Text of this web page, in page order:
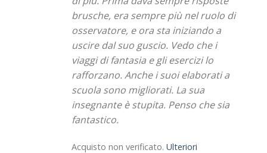
brusche, era sempre più nel ruolo di
osservatore, e ora sta iniziando a
uscire dal suo guscio. Vedo che i
viaggi di fantasia e gli esercizi lo
rafforzano. Anche i suoi elaborati a
scuola sono migliorati. La sua
insegnante è stupita. Penso che sia
fantastico.
Acquisto non verificato. Ulteriori